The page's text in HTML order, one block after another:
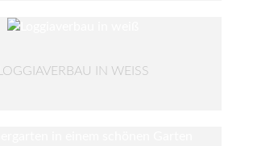
LOGGIAVERBAU IN WEISS